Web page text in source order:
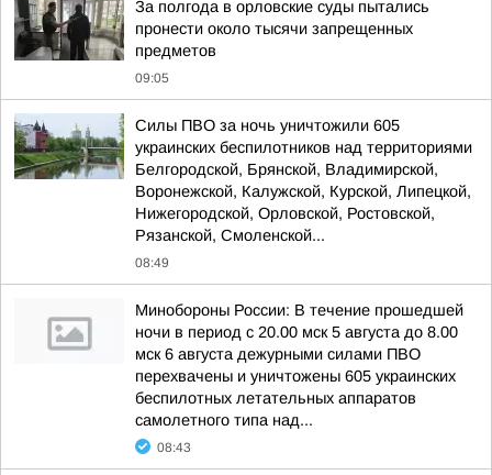
За полгода в орловские суды пытались
пронести около тысячи запрещенных
предметов
09:05
Силы ПВО за ночь уничтожили 605
украинских беспилотников над территориями
Белгородской, Брянской, Владимирской,
Воронежской, Калужской, Курской, Липецкой,
Нижегородской, Орловской, Ростовской,
Рязанской, Смоленской...
08:49
Минобороны России: В течение прошедшей
ночи в период с 20.00 мск 5 августа до 8.00
мск 6 августа дежурными силами ПВО
перехвачены и уничтожены 605 украинских
беспилотных летательных аппаратов
самолетного типа над...
08:43